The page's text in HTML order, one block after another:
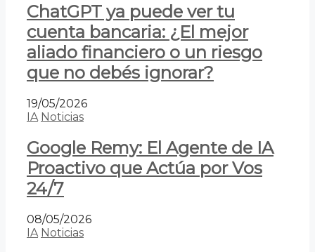
ChatGPT ya puede ver tu
cuenta bancaria: ¿El mejor
aliado financiero o un riesgo
que no debés ignorar?
19/05/2026
IA Noticias
Google Remy: El Agente de IA
Proactivo que Actúa por Vos
24/7
08/05/2026
IA Noticias